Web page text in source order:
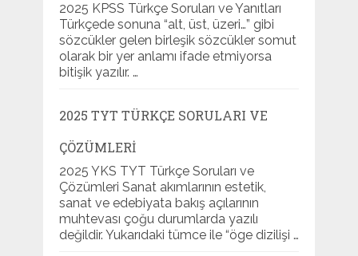
2025 KPSS Türkçe Soruları ve Yanıtları
Türkçede sonuna “alt, üst, üzeri…” gibi
sözcükler gelen birleşik sözcükler somut
olarak bir yer anlamı ifade etmiyorsa
bitişik yazılır. …
2025 TYT TÜRKÇE SORULARI VE
ÇÖZÜMLERI
2025 YKS TYT Türkçe Soruları ve
Çözümleri Sanat akımlarının estetik,
sanat ve edebiyata bakış açılarının
muhtevası çoğu durumlarda yazılı
değildir. Yukarıdaki tümce ile “öge dizilişi …